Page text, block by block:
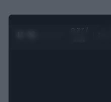
0:28 /